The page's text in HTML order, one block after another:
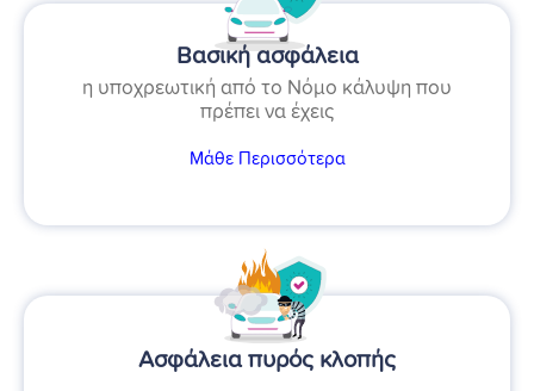
Βασική ασφάλεια
η υποχρεωτική από το Νόμο κάλυψη που
πρέπει να έχεις
Μάθε Περισσότερα
Ασφάλεια πυρός κλοπής